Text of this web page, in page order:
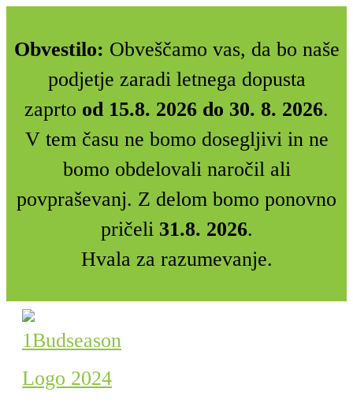
Obvestilo: Obveščamo vas, da bo naše
podjetje zaradi letnega dopusta
zaprto od 15.8. 2026 do 30. 8. 2026.
V tem času ne bomo dosegljivi in ne
bomo obdelovali naročil ali
povpraševanj. Z delom bomo ponovno
pričeli 31.8. 2026.
Hvala za razumevanje.